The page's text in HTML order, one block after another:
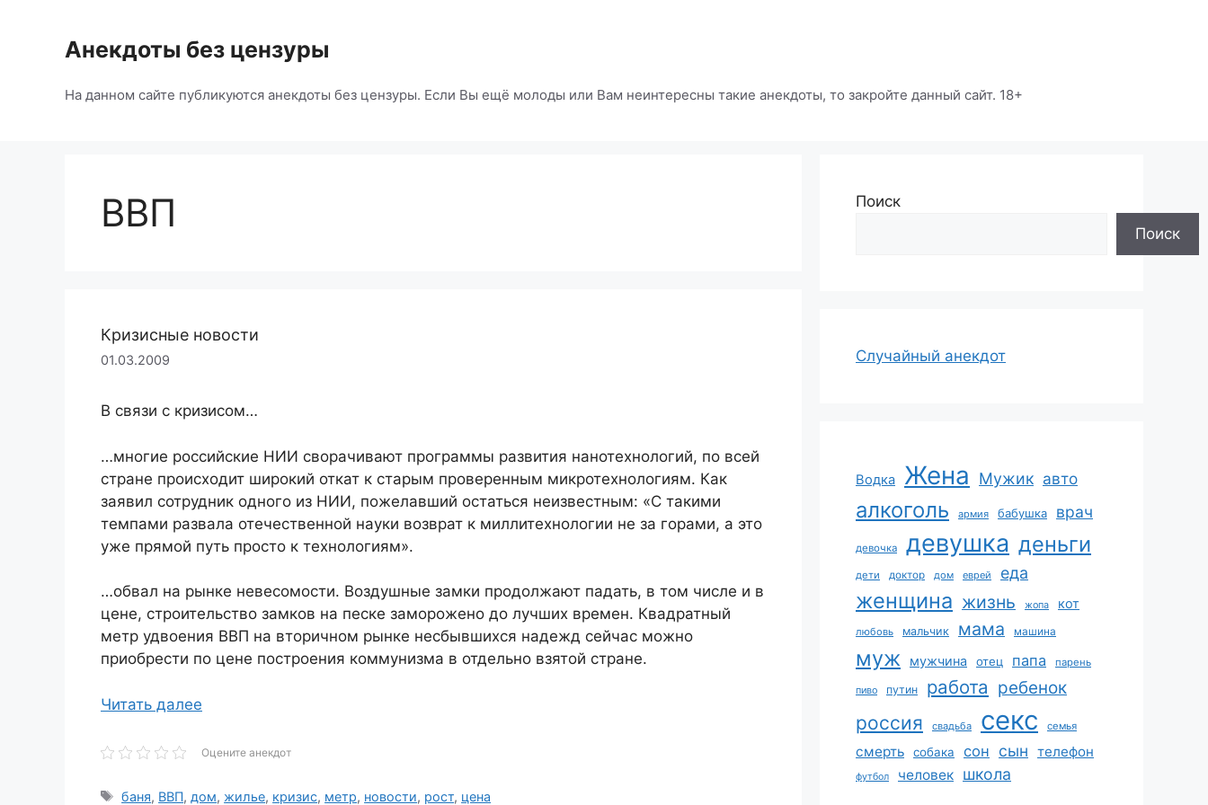
содержимомуАнекдоты без цензуры
На данном сайте публикуются анекдоты без цензуры. Если Вы ещё молоды или Вам неинтересны такие анекдоты, то закройте данный сайт. 18+
ВВП
Кризисные новости
01.03.2009
В связи с кризисом…
…многие российские НИИ сворачивают программы развития нанотехнологий, по всей
стране происходит широкий откат к старым проверенным микротехнологиям. Как
заявил сотрудник одного из НИИ, пожелавший остаться неизвестным: «С такими
темпами развала отечественной науки возврат к миллитехнологии не за горами, а это
уже прямой путь просто к технологиям».
…обвал на рынке невесомости. Воздушные замки продолжают падать, в том числе и в
цене, строительство замков на песке заморожено до лучших времен. Квадратный
метр удвоения ВВП на вторичном рынке несбывшихся надежд сейчас можно
приобрести по цене построения коммунизма в отдельно взятой стране.
Читать далее
Оцените анекдот
Метки
баня, ВВП, дом, жилье, кризис, метр, новости, рост, цена
Поиск
Поиск
Случайный анекдот
Водка Жена Мужик авто
алкоголь армия бабушка врач
девочка девушка деньги
дети доктор дом еврей еда
женщина жизнь жопа кот
любовь мальчик мама машина
муж мужчина отец папа парень
пиво путин работа ребенок
россия свадьба секс семья
смерть собака сон сын телефон
футбол человек школа